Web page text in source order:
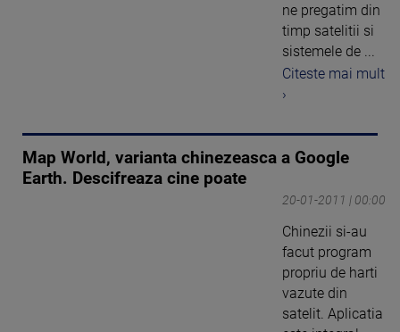
ne pregatim din
timp satelitii si
sistemele de ...
Citeste mai mult
›
Map World, varianta chinezeasca a Google
Earth. Descifreaza cine poate
20-01-2011 | 00:00
Chinezii si-au
facut program
propriu de harti
vazute din
satelit. Aplicatia